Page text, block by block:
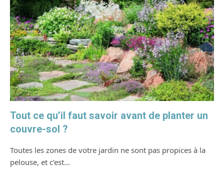
Tout ce qu’il faut savoir avant de planter un
couvre-sol ?
Toutes les zones de votre jardin ne sont pas propices à la
pelouse, et c’est…